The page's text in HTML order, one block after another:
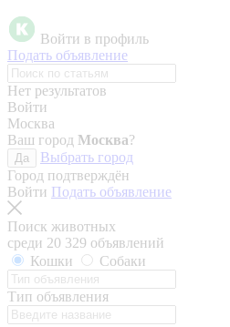
Войти в профиль
Подать объявление
Нет результатов
Войти
Москва
Ваш город Москва?
Да
Выбрать город
Город подтверждён
Войти Подать объявление
Поиск животных
среди 20 329 объявлений
Кошки
Собаки
Тип объявления